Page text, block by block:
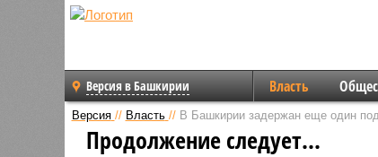
Версия в Башкирии Власть
Версия // Власть // В Башкирии задержан еще один
Продолжение следует...